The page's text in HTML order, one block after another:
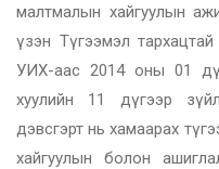
малтмалын хайгуулын
үзэн Түгээмэл
УИХ-аас 2014 оны 01
хуулийн 11 дүгээр
дэвсгэрт нь хамаарах
хайгуулын болон